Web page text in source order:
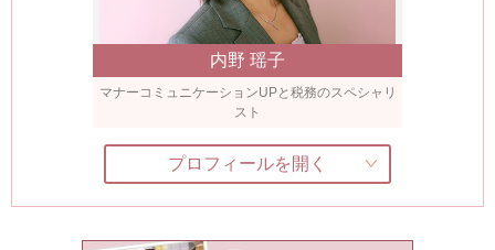
内野 瑶子
マナーコミュニケーションUPと税務のスペシャリ
スト
プロフィールを開く